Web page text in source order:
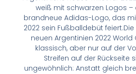
weiß mit schwarzen Logos
brandneue Adidas-Logo, das
2022 sein Fußballdebüt
neuen Argentinien 2022 World
klassisch, aber nur auf der
Streifen auf der Rückseite
ungewöhnlich: Anstatt gleich